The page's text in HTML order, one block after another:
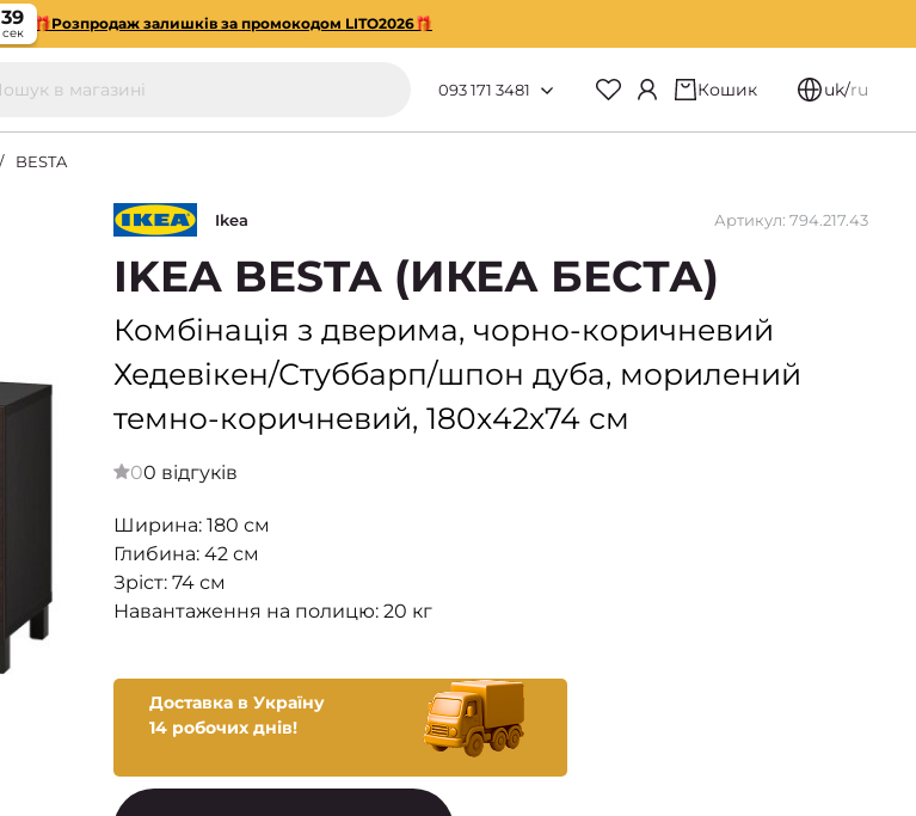
38
сек
🎁Розпродаж залишків за промокодом LITO2026🎁
093 171 3481 Кошик uk/ru
BESTA
Ikea Артикул: 794.217.43
IKEA BESTA (ИКЕА БЕСТА)
Комбінація з дверима, чорно-коричневий
Хедевікен/Стуббарп/шпон дуба, морилений
темно-коричневий, 180х42х74 см
00 відгуків
Ширина: 180 см
Глибина: 42 см
Зріст: 74 см
Навантаження на полицю: 20 кг
Доставка в Україну
14 робочих днів!